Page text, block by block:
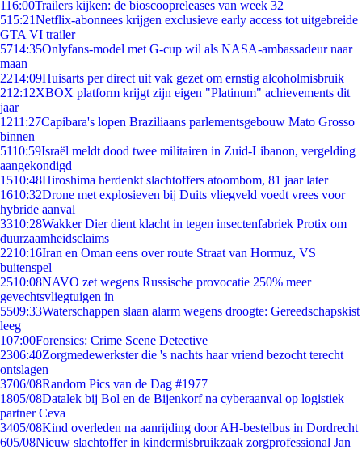
116:00Trailers kijken: de bioscoopreleases van week 32
515:21Netflix-abonnees krijgen exclusieve early access tot uitgebreide
GTA VI trailer
5714:35Onlyfans-model met G-cup wil als NASA-ambassadeur naar
maan
2214:09Huisarts per direct uit vak gezet om ernstig alcoholmisbruik
212:12XBOX platform krijgt zijn eigen "Platinum" achievements dit
jaar
1211:27Capibara's lopen Braziliaans parlementsgebouw Mato Grosso
binnen
5110:59Israël meldt dood twee militairen in Zuid-Libanon, vergelding
aangekondigd
1510:48Hiroshima herdenkt slachtoffers atoombom, 81 jaar later
1610:32Drone met explosieven bij Duits vliegveld voedt vrees voor
hybride aanval
3310:28Wakker Dier dient klacht in tegen insectenfabriek Protix om
duurzaamheidsclaims
2210:16Iran en Oman eens over route Straat van Hormuz, VS
buitenspel
2510:08NAVO zet wegens Russische provocatie 250% meer
gevechtsvliegtuigen in
5509:33Waterschappen slaan alarm wegens droogte: Gereedschapskist
leeg
107:00Forensics: Crime Scene Detective
2306:40Zorgmedewerkster die 's nachts haar vriend bezocht terecht
ontslagen
3706/08Random Pics van de Dag #1977
1805/08Datalek bij Bol en de Bijenkorf na cyberaanval op logistiek
partner Ceva
3405/08Kind overleden na aanrijding door AH-bestelbus in Dordrecht
605/08Nieuw slachtoffer in kindermisbruikzaak zorgprofessional Jan